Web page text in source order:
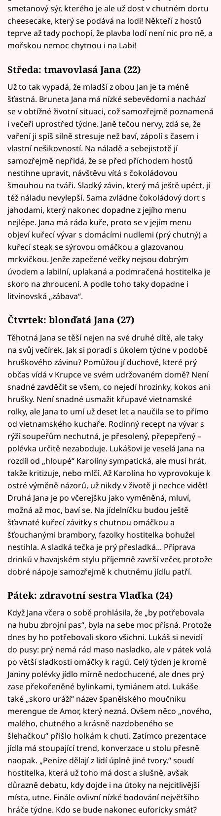
smetanový sýr, kterého je ale už dost v chutném dortu
cheesecake, který se podává na lodi! Někteří z hostů
teprve až tady pochopí, že plavba lodí není nic pro ně, a
mořskou nemoc chytnou i na Labi!
Středa: tmavovlasá Jana (22)
Už to tak vypadá, že mladší z obou Jan je ta méně
šťastná. Bruneta Jana má nízké sebevědomí a nachází
se v obtížné životní situaci, což samozřejmě poznamená
i večeři uprostřed týdne. Janě tečou nervy, zdá se, že
vaření ji spíš silně stresuje než baví, zápolí s časem i
vlastní nešikovností. Na náladě a sebejistotě jí
samozřejmě nepřidá, že se před příchodem hostů
nestihne upravit, návštěvu vítá s čokoládovou
šmouhou na tváři. Sladký závin, který má ještě upéct, jí
též náladu nevylepší. Sama zvládne čokoládový dort s
jahodami, který nakonec dopadne z jejího menu
nejlépe. Jana má ráda kuře, proto se v jejím menu
objeví kuřecí vývar s domácími nudlemi (prý chutný) a
kuřecí steak se sýrovou omáčkou a glazovanou
mrkvičkou. Jenže zapečené večky nejsou dobrým
úvodem a labilní, uplakaná a podmračená hostitelka je
skoro na zhroucení. A podle toho taky dopadne i
litvínovská „zábava“.
Čtvrtek: blonďatá Jana (27)
Těhotná Jana se těší nejen na své druhé dítě, ale taky
na svůj večírek. Jak si poradí s úkolem týdne v podobě
hruškového závinu? Pomůžou jí duchové, které prý
občas vídá v Krupce ve svém udržovaném domě? Není
snadné zavděčit se všem, co nejedí hrozinky, kokos ani
hrušky. Není snadné usmažit křupavé vietnamské
rolky, ale Jana to umí už deset let a naučila se to přímo
od vietnamského kuchaře. Rodinný recept na vývar s
rýží soupeřům nechutná, je přesolený, přepepřený –
polévka určitě nezaboduje. Lukášovi je veselá Jana na
rozdíl od „hloupé“ Karolíny sympatická, ale musí hrát,
takže kritizuje, nebo mlčí. Až Karolína ho vyprovokuje k
ostré výměně názorů, už nikdy v životě ji nechce vidět!
Druhá Jana je po včerejšku jako vyměněná, mluví,
možná až moc, baví se. Na jídelníčku budou ještě
šťavnaté kuřecí závitky s chutnou omáčkou a
šťouchanými brambory, fazolky hostitelka bohužel
nestihla. A sladká tečka je prý přesladká... Příprava
drinků v havajském stylu příjemně završí večer, protože
dobré nápoje samozřejmě k chutnému jídlu patří.
Pátek: zdravotní sestra Vlaďka (24)
Když Jana včera o sobě prohlásila, že „by potřebovala
na hubu zbrojní pas“, byla na sebe moc přísná. Protože
dnes by ho potřebovali skoro všichni. Lukáš si nevidí
do pusy: prý nemá rád maso nasladko, ale v pátek volá
po větší sladkosti omáčky k ragú. Celý týden je kromě
Janiny polévky jídlo mírně nedochucené, ale dnes prý
zase překořeněné bylinkami, tymiánem atd. Lukáše
také „skoro uráží“ název španělského moučníku
merengue de Amor, který nezná. Ovšem něco „nového,
malého, chutného a krásně nazdobeného se
šlehačkou“ přišlo holkám k chuti. Zatímco prezentace
jídla má stoupající trend, konverzace u stolu přesně
naopak. „Peníze dělají z lidí úplně jiné tvory,“ soudí
hostitelka, která už toho má dost a slušně, avšak
důrazně debatu, kdy dojde i na útoky na nejcitlivější
místa, utne. Finále ovlivní nízké bodování největšího
hráče týdne. Kdo se bude nakonec euforicky smát?